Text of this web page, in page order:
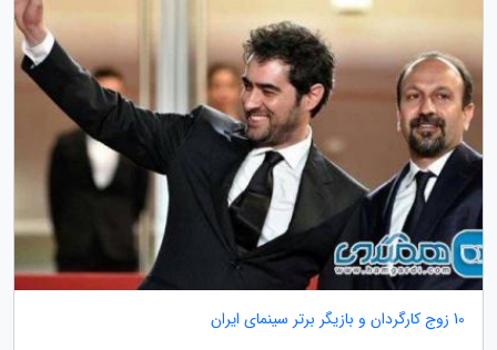
10 زوج کارگردان و بازیگر برتر سینمای ایران